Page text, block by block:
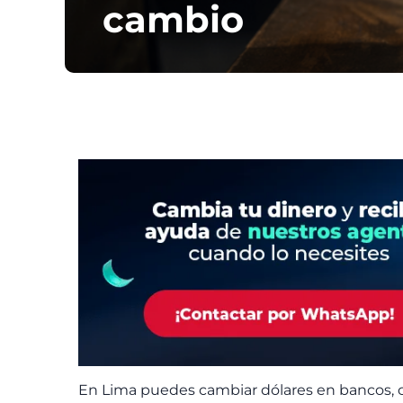
cambio
En Lima puedes cambiar dólares en